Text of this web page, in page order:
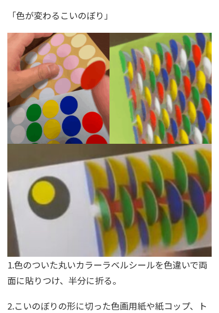
「色が変わるこいのぼり」
1.色のついた丸いカラーラベルシールを色違いで両
面に貼りつけ、半分に折る。
2.こいのぼりの形に切った色画用紙や紙コップ、ト